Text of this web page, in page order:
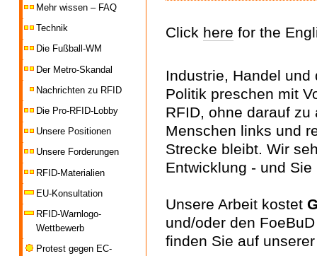
Mehr wissen – FAQ
Technik
Die Fußball-WM
Der Metro-Skandal
Nachrichten zu RFID
Die Pro-RFID-Lobby
Unsere Positionen
Unsere Forderungen
RFID-Materialien
EU-Konsultation
RFID-Warnlogo-
Wettbewerb
Protest gegen EC-
Click here for the
Industrie, Handel
Politik preschen mit
RFID, ohne darauf
Menschen links und
Strecke bleibt. Wir
Entwicklung - und
Unsere Arbeit kostet
und/oder den
finden Sie auf